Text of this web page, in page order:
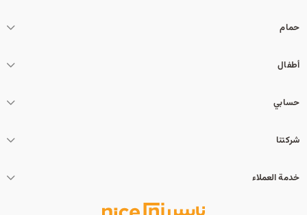
حمام
أطفال
حسابي
شركتنا
خدمة العملاء